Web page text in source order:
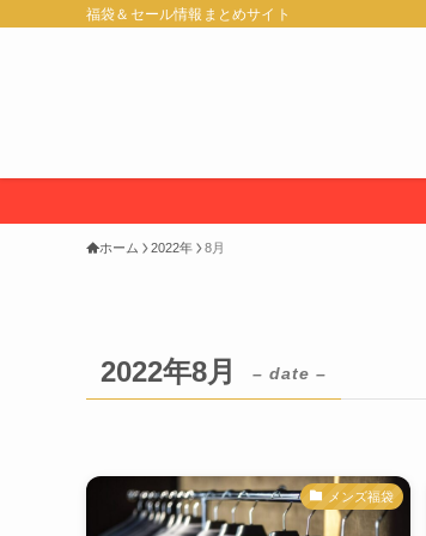
福袋＆セール情報まとめサイト
ホーム 2022年 8月
2022年8月 – date –
メンズ福袋